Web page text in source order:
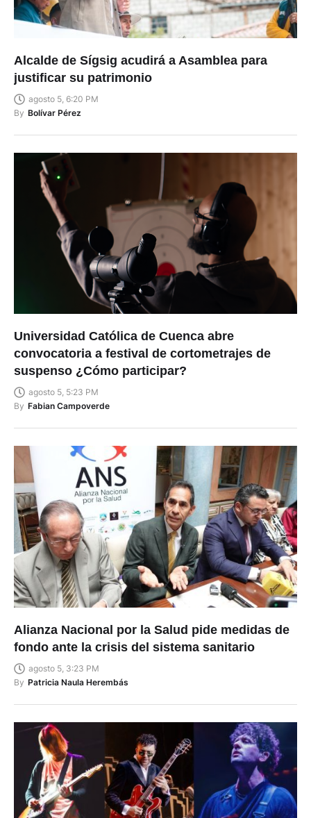
Alcalde de Sígsig acudirá a Asamblea para
justificar su patrimonio
agosto 5, 6:20 PM
By Bolívar Pérez
Universidad Católica de Cuenca abre
convocatoria a festival de cortometrajes de
suspenso ¿Cómo participar?
agosto 5, 5:23 PM
By Fabian Campoverde
Alianza Nacional por la Salud pide medidas de
fondo ante la crisis del sistema sanitario
agosto 5, 3:23 PM
By Patricia Naula Herembás